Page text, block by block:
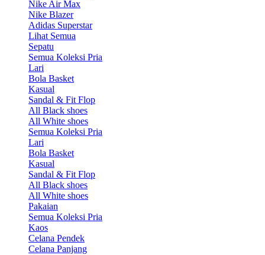
Nike Air Max
Nike Blazer
Adidas Superstar
Lihat Semua
Sepatu
Semua Koleksi Pria
Lari
Bola Basket
Kasual
Sandal & Fit Flop
All Black shoes
All White shoes
Semua Koleksi Pria
Lari
Bola Basket
Kasual
Sandal & Fit Flop
All Black shoes
All White shoes
Pakaian
Semua Koleksi Pria
Kaos
Celana Pendek
Celana Panjang